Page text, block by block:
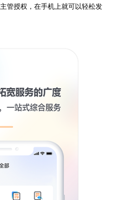
管授权，在手机上就可以轻松发